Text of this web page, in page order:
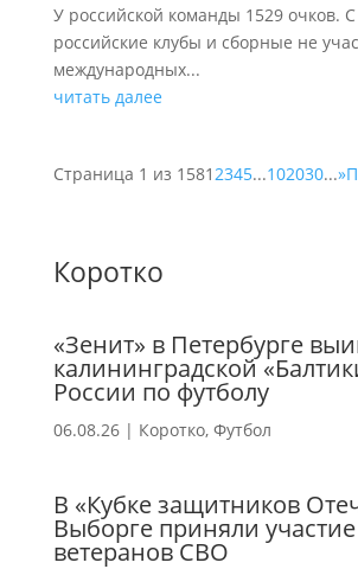
У российской команды 1529 очков. С
российские клубы и сборные не
международных...
читать далее
Страница 1 из 15812345...102030...»
Коротко
«Зенит» в Петербурге
калининградской
России по футболу
06.08.26| Коротко, Футбол
В «Кубке защитников
Выборге приняли
ветеранов СВО